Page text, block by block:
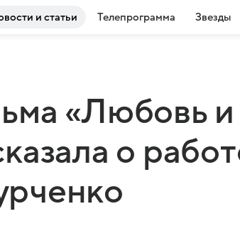
и статьи Телепрограмма Звезды
«Любовь и
о